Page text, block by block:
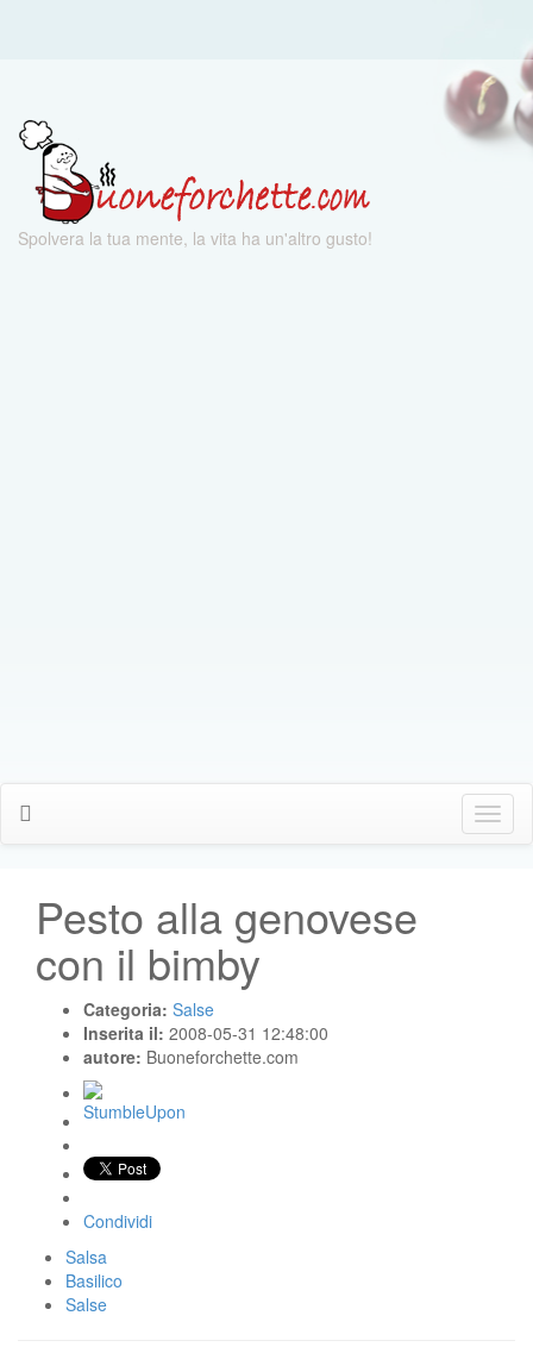
Spolvera la tua mente, la vita ha un'altro gusto!
Click
Me
Pesto alla genovese
con il bimby
Categoria: Salse
Inserita il: 2008-05-31 12:48:00
autore: Buoneforchette.com
Condividi
Salsa
Basilico
Salse